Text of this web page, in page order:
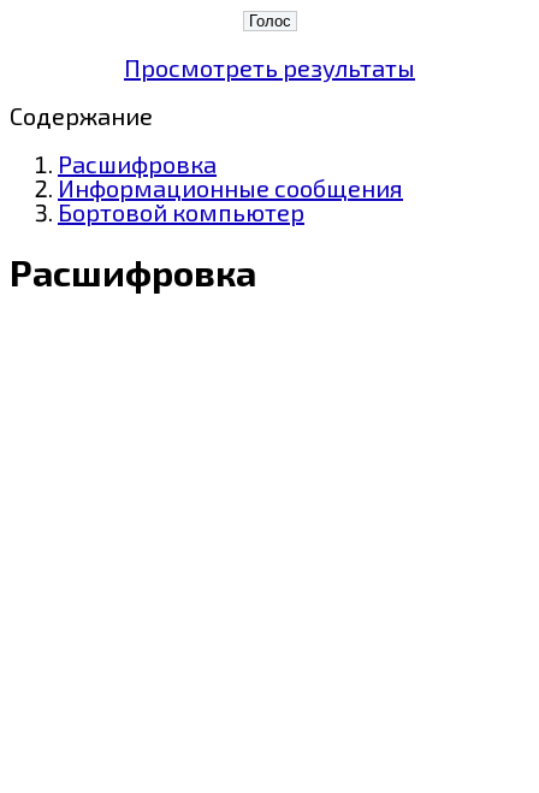
Просмотреть результаты
Содержание
Расшифровка
Информационные сообщения
Бортовой компьютер
Расшифровка